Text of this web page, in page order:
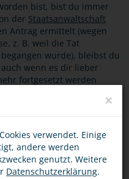
bist, bist du immer
der Staatsanwaltschaft
Antrag ermittelt (wegen
z. B. weil die Tat
wurde), bleibst du
wenn es dir lieber
fortgesetzt werden
×
verwendet. Einige
andere werden
genutzt. Weitere
Datenschutzerklärung.